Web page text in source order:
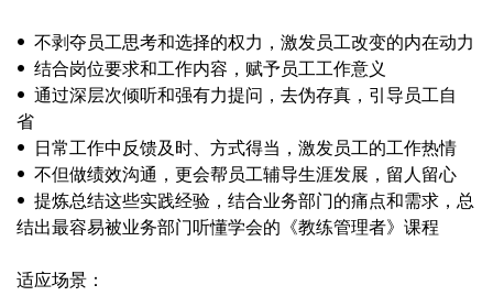
• 不剥夺员工思考和选择的权力，激发员工改变的内在动力
• 结合岗位要求和工作内容，赋予员工工作意义
• 通过深层次倾听和强有力提问，去伪存真，引导员工自
省
• 日常工作中反馈及时、方式得当，激发员工的工作热情
• 不但做绩效沟通，更会帮员工辅导生涯发展，留人留心
• 提炼总结这些实践经验，结合业务部门的痛点和需求，总
结出最容易被业务部门听懂学会的《教练管理者》课程
适应场景：